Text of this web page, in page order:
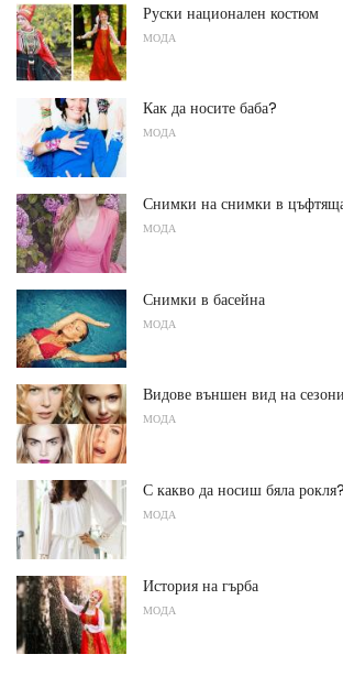
Руски национален костюм
МОДА
Как да носите баба?
МОДА
Снимки на снимки в
МОДА
Снимки в басейна
МОДА
Видове външен вид на
МОДА
С какво да носиш бяла рокля?
МОДА
История на гърба
МОДА